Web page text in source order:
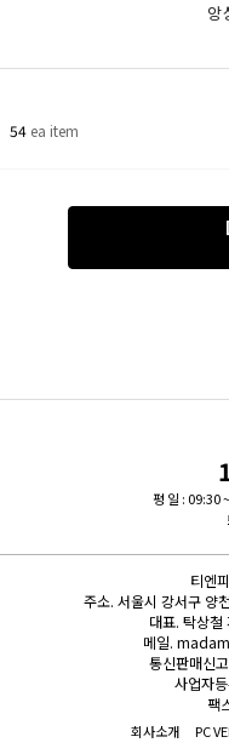
앙
54 ea item
평 일 : 09:30
티엔
주소. 서울시 강서구 양
대표. 탁상철
메일.
통신판매신
사업자
팩
회사소개 PC